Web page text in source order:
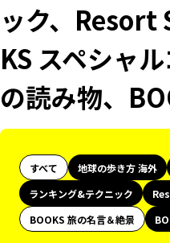
ック、Resort
KS スペシャ
の読み物、
すべて 地球の歩き方 海外
ランキング&テクニック
BOOKS 旅の名言＆絶景